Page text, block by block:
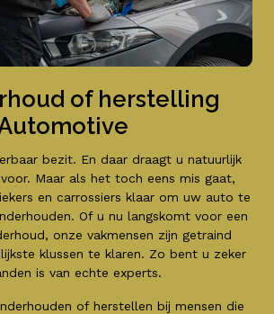
of herstelling
bezit. En daar draagt u natuurlijk
Maar als het toch eens mis gaat,
en carrossiers klaar om uw auto te
Of u nu langskomt voor een
onze vakmensen zijn getraind
klussen te klaren. Zo bent u zeker
is van echte experts.
of herstellen bij mensen die